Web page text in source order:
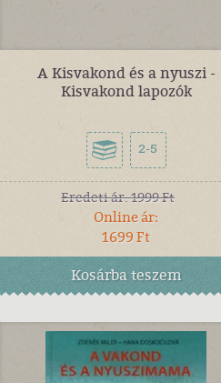
A Kisvakond és a nyuszi -
Kisvakond lapozók
2-5
Eredeti ár:1999 Ft
Online ár:
1699 Ft
Kosárbateszem